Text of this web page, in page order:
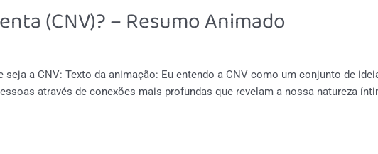
(CNV)? – Resumo Animado
a CNV: Texto da animação: Eu entendo a CNV como um conjunto de
através de conexões mais profundas que revelam a nossa natureza